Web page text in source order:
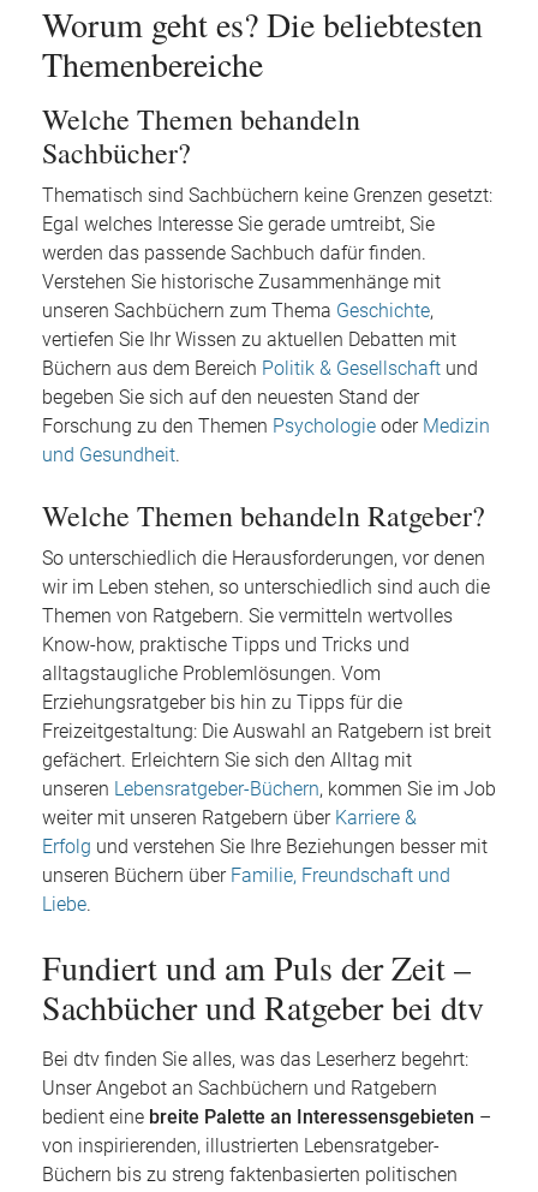
Worum geht es? Die beliebtesten
Themenbereiche
Welche Themen behandeln
Sachbücher?
Thematisch sind Sachbüchern keine Grenzen gesetzt:
Egal welches Interesse Sie gerade umtreibt, Sie
werden das passende Sachbuch dafür finden.
Verstehen Sie historische Zusammenhänge mit
unseren Sachbüchern zum Thema Geschichte,
vertiefen Sie Ihr Wissen zu aktuellen Debatten mit
Büchern aus dem Bereich Politik & Gesellschaft und
begeben Sie sich auf den neuesten Stand der
Forschung zu den Themen Psychologie oder Medizin
und Gesundheit.
Welche Themen behandeln Ratgeber?
So unterschiedlich die Herausforderungen, vor denen
wir im Leben stehen, so unterschiedlich sind auch die
Themen von Ratgebern. Sie vermitteln wertvolles
Know-how, praktische Tipps und Tricks und
alltagstaugliche Problemlösungen. Vom
Erziehungsratgeber bis hin zu Tipps für die
Freizeitgestaltung: Die Auswahl an Ratgebern ist breit
gefächert. Erleichtern Sie sich den Alltag mit
unseren Lebensratgeber-Büchern, kommen Sie im Job
weiter mit unseren Ratgebern über Karriere &
Erfolg und verstehen Sie Ihre Beziehungen besser mit
unseren Büchern über Familie, Freundschaft und
Liebe.
Fundiert und am Puls der Zeit –
Sachbücher und Ratgeber bei dtv
Bei dtv finden Sie alles, was das Leserherz begehrt:
Unser Angebot an Sachbüchern und Ratgebern
bedient eine breite Palette an Interessensgebieten –
von inspirierenden, illustrierten Lebensratgeber-
Büchern bis zu streng faktenbasierten politischen